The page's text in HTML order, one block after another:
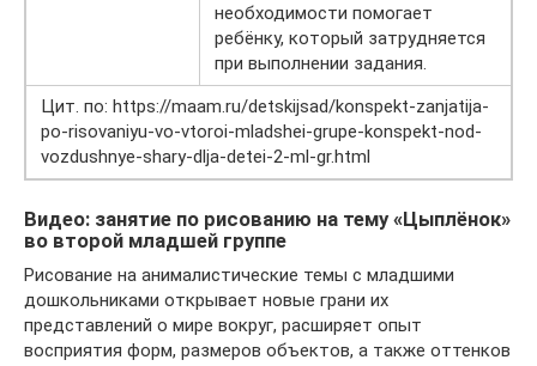
необходимости помогает
ребёнку, который затрудняется
при выполнении задания.
Цит. по: https://maam.ru/detskijsad/konspekt-zanjatija-
po-risovaniyu-vo-vtoroi-mladshei-grupe-konspekt-nod-
vozdushnye-shary-dlja-detei-2-ml-gr.html
Видео: занятие по рисованию на тему «Цыплёнок»
во второй младшей группе
Рисование на анималистические темы с младшими
дошкольниками открывает новые грани их
представлений о мире вокруг, расширяет опыт
восприятия форм, размеров объектов, а также оттенков